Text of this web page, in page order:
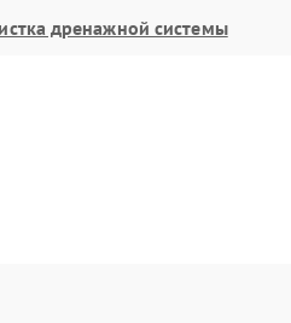
дренажной системы